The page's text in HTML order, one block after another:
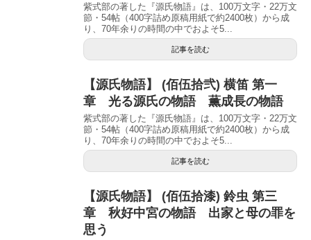
紫式部の著した『源氏物語』は、100万文字・22万文
節・54帖（400字詰め原稿用紙で約2400枚）から成
り、70年余りの時間の中でおよそ5...
記事を読む
【源氏物語】 (佰伍拾弐) 横笛 第一
章 光る源氏の物語 薫成長の物語
紫式部の著した『源氏物語』は、100万文字・22万文
節・54帖（400字詰め原稿用紙で約2400枚）から成
り、70年余りの時間の中でおよそ5...
記事を読む
【源氏物語】 (佰伍拾漆) 鈴虫 第三
章 秋好中宮の物語 出家と母の罪を
思う